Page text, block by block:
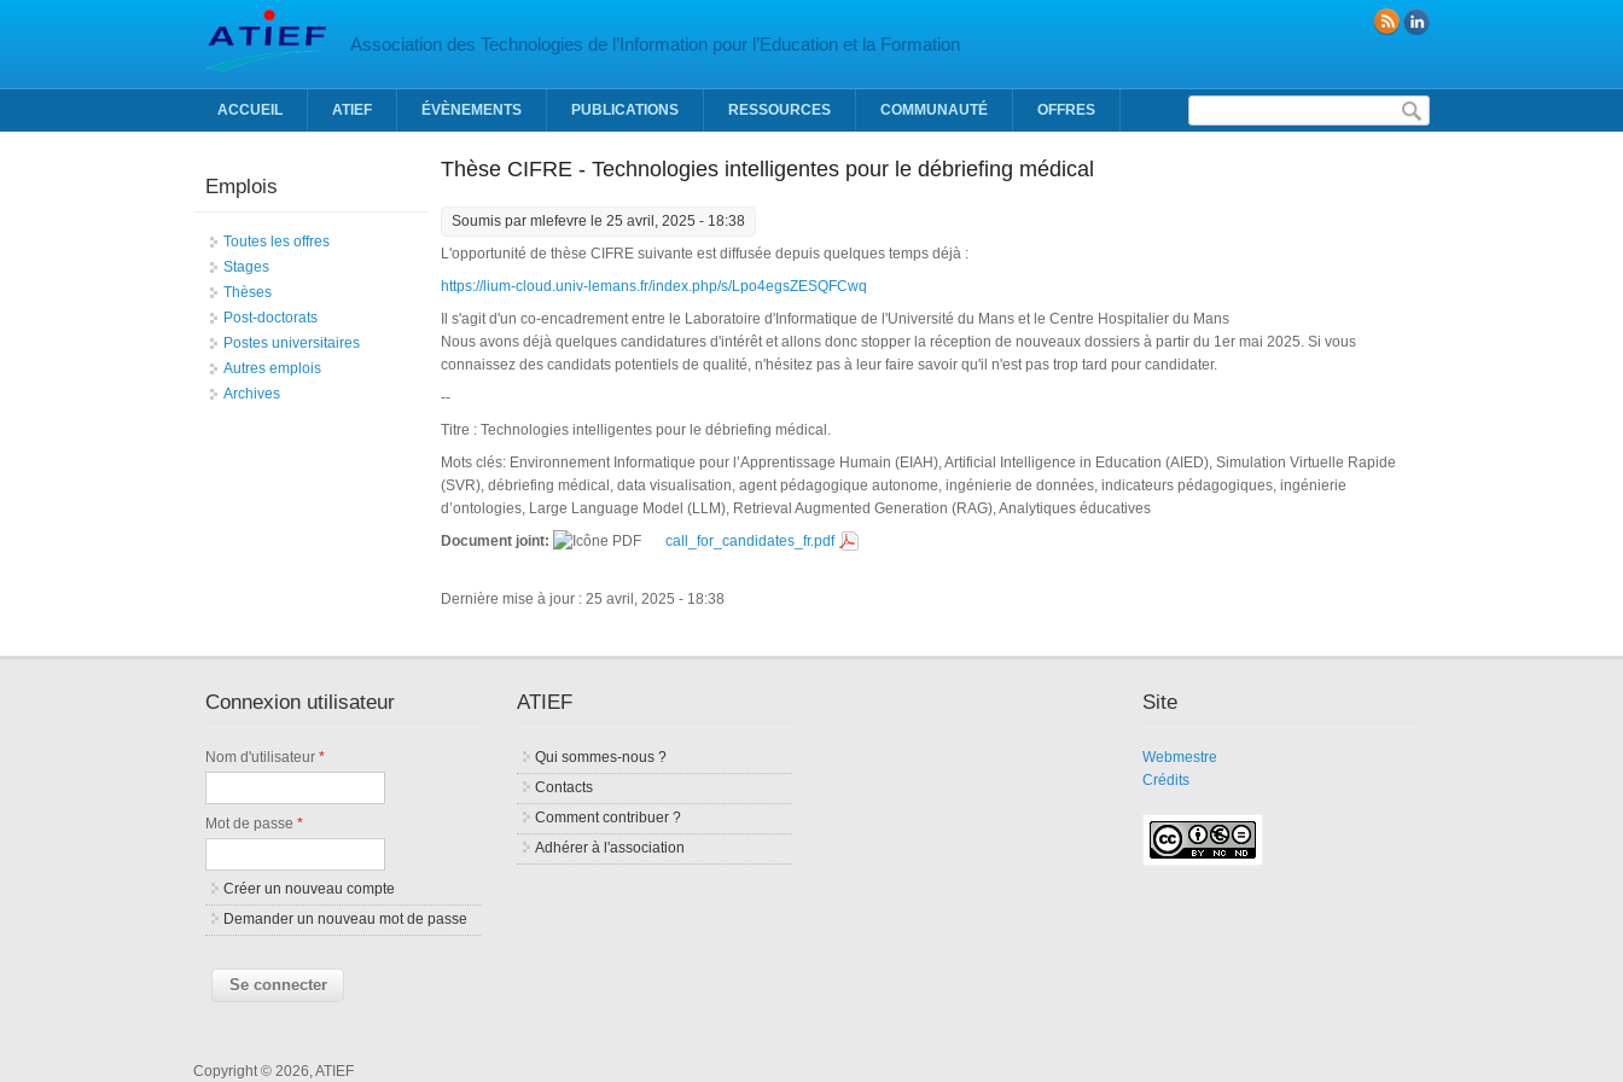
Association des Technologies de l’Information pour l’Education et la Formation
Formulaire de recherche
ACCUEIL ATIEF ÉVÈNEMENTS PUBLICATIONS RESSOURCES COMMUNAUTÉ OFFRES
Thèse CIFRE - Technologies intelligentes pour le débriefing médical
Soumis par mlefevre le 25 avril, 2025 - 18:38
L'opportunité de thèse CIFRE suivante est diffusée depuis quelques temps déjà :
https://lium-cloud.univ-lemans.fr/index.php/s/Lpo4egsZESQFCwq
Il s'agit d'un co-encadrement entre le Laboratoire d'Informatique de l'Université du Mans et le Centre Hospitalier du Mans
Nous avons déjà quelques candidatures d'intérêt et allons donc stopper la réception de nouveaux dossiers à partir du 1er mai 2025. Si vous
connaissez des candidats potentiels de qualité, n'hésitez pas à leur faire savoir qu'il n'est pas trop tard pour candidater.
--
Titre : Technologies intelligentes pour le débriefing médical.
Mots clés: Environnement Informatique pour l’Apprentissage Humain (EIAH), Artificial Intelligence in Education (AIED), Simulation Virtuelle Rapide
(SVR), débriefing médical, data visualisation, agent pédagogique autonome, ingénierie de données, indicateurs pédagogiques, ingénierie
d’ontologies, Large Language Model (LLM), Retrieval Augmented Generation (RAG), Analytiques éducatives
Document joint:
call_for_candidates_fr.pdf
Dernière mise à jour : 25 avril, 2025 - 18:38
Emplois
Toutes les offres
Stages
Thèses
Post-doctorats
Postes universitaires
Autres emplois
Archives
Connexion utilisateur
Nom d'utilisateur*
Mot de passe*
Créer un nouveau compte
Demander un nouveau mot de passe
ATIEF
Qui sommes-nous ?
Contacts
Comment contribuer ?
Adhérer à l'association
Site
Webmestre
Crédits
Copyright © 2026, ATIEF